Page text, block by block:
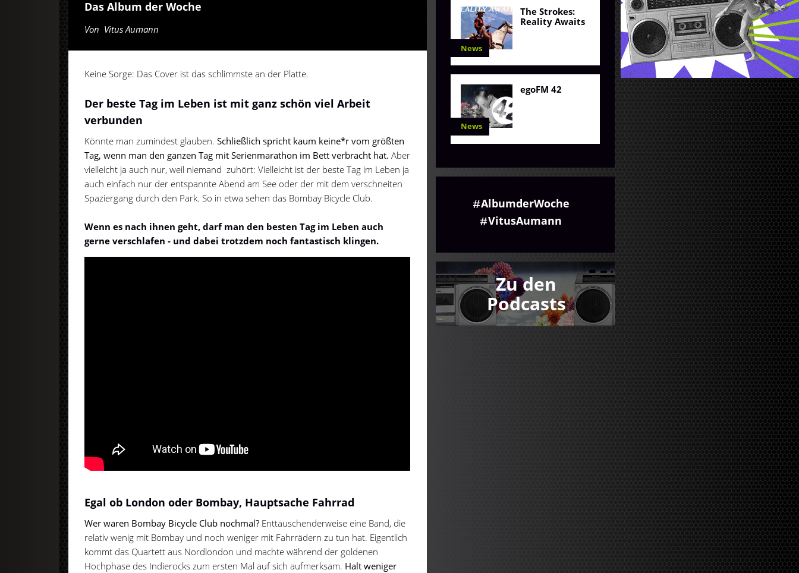
Das Album der Woche
Von Vitus Aumann
Keine Sorge: Das Cover ist das schlimmste an der Platte.
Der beste Tag im Leben ist mit ganz schön viel Arbeit
verbunden
Könnte man zumindest glauben.Schließlich spricht kaum keine*r vom größten
Tag, wenn man den ganzen Tag mit Serienmarathon im Bett verbracht hat. Aber
vielleicht ja auch nur, weil niemand zuhört: Vielleicht ist der beste Tag im Leben ja
auch einfach nur der entspannte Abend am See oder der mit dem verschneiten
Spaziergang durch den Park. So in etwa sehen das Bombay Bicycle Club.
Wenn es nach ihnen geht, darf man den besten Tag im Leben auch
gerne verschlafen - und dabei trotzdem noch fantastisch klingen.
Egal ob London oder Bombay, Hauptsache Fahrrad
Wer waren Bombay Bicycle Club nochmal? Enttäuschenderweise eine Band, die
relativ wenig mit Bombay und noch weniger mit Fahrrädern zu tun hat. Eigentlich
kommt das Quartett aus Nordlondon und machte während der goldenen
Hochphase des Indierocks zum ersten Mal auf sich aufmerksam. Halt weniger
News
The Strokes:
Reality Awaits
News
egoFM 42
AlbumderWoche
VitusAumann
Zu den
Podcasts